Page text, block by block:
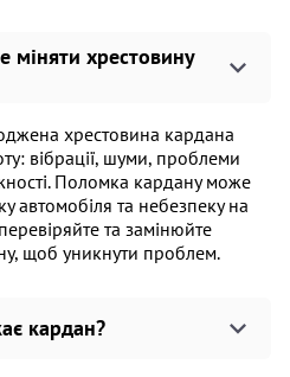
хрестовину
хрестовина кардана
вібрації, шуми, проблеми
Поломка кардану може
автомобіля та небезпеку на
та замінюйте
щоб уникнути проблем.
кардан?